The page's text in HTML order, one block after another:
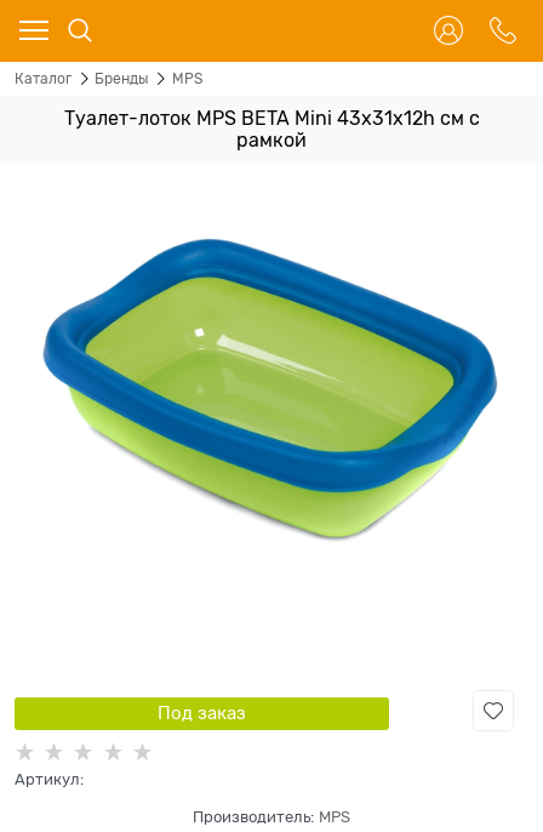
Каталог Бренды MPS
Туалет-лоток MPS BETA Mini 43х31х12h см с
рамкой
Под заказ
Артикул:
Производитель: MPS